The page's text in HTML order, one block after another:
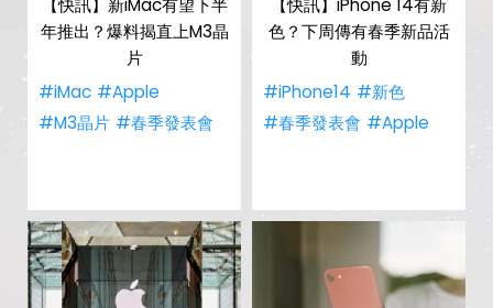
【快訊】新iMac有望下半
年推出？爆料揭直上M3晶
片
#iMac #Apple
#M3晶片 #春季發表會
【快訊】iPhone 14有新
色？下周傳有春季新品活
動
#iPhone14 #新色
#春季發表會 #Apple